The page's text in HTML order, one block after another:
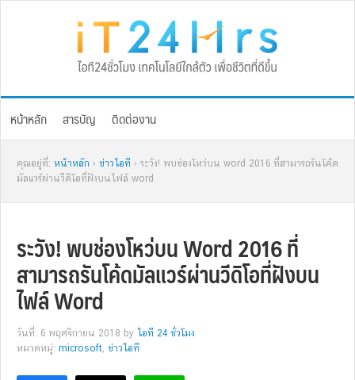
หน้าหลัก สารบัญ ติดต่องาน
คุณอยู่ที่: หน้าหลัก › ข่าวไอที › ระวัง! พบช่องโหว่บน word 2016 ที่สามารถรันโค้ด
มัลแวร์ผ่านวีดิโอที่ฝังบนไฟล์ word
ระวัง! พบช่องโหว่บน Word 2016 ที่
สามารถรันโค้ดมัลแวร์ผ่านวีดิโอที่ฝังบน
ไฟล์ Word
วันที่: 6 พฤศจิกายน 2018 by ไอที 24 ชั่วโมง
หมวดหมู่: microsoft, ข่าวไอที